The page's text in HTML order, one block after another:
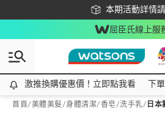
本期活動詳情
下載app最高回
屈臣氏線上服
激推換購優惠價！立即點我看
激推換購優惠價！立即點我看 下
首頁/美體美髮/身體清潔/香皂/洗手乳/ 日